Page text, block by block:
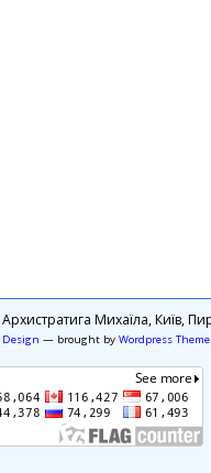
Михаїла, Київ,
Design — brought by Wordpress